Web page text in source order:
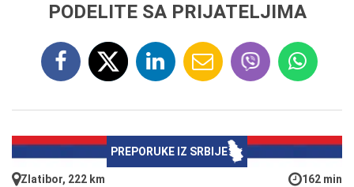
PODELITE SA PRIJATELJIMA
PREPORUKE IZ SRBIJE
Zlatibor, 222 km 162 min